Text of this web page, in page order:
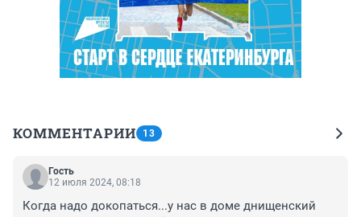
КОММЕНТАРИИ 13
Гость
12 июля 2024, 08:18
Когда надо докопаться...у нас в доме днищенский